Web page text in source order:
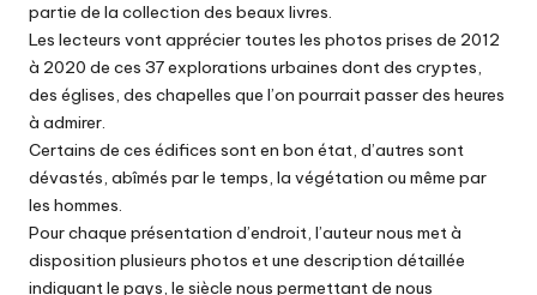
partie de la collection des beaux livres.
Les lecteurs vont apprécier toutes les photos prises de 2012
à 2020 de ces 37 explorations urbaines dont des cryptes,
des églises, des chapelles que l’on pourrait passer des heures
à admirer.
Certains de ces édifices sont en bon état, d’autres sont
dévastés, abîmés par le temps, la végétation ou même par
les hommes.
Pour chaque présentation d’endroit, l’auteur nous met à
disposition plusieurs photos et une description détaillée
indiquant le pays, le siècle nous permettant de nous